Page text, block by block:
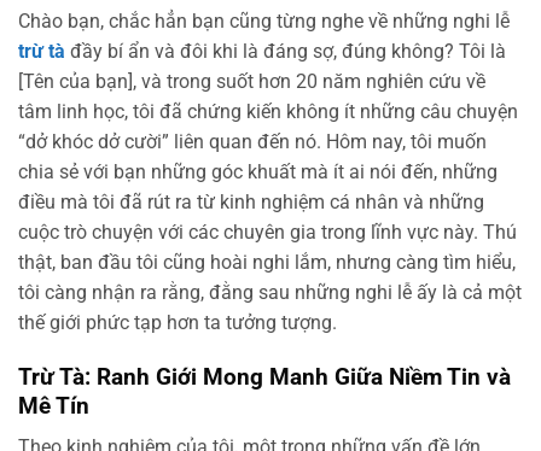
Chào bạn, chắc hẳn bạn cũng từng nghe về những nghi lễ
trừ tà đầy bí ẩn và đôi khi là đáng sợ, đúng không? Tôi là
[Tên của bạn], và trong suốt hơn 20 năm nghiên cứu về
tâm linh học, tôi đã chứng kiến không ít những câu chuyện
“dở khóc dở cười” liên quan đến nó. Hôm nay, tôi muốn
chia sẻ với bạn những góc khuất mà ít ai nói đến, những
điều mà tôi đã rút ra từ kinh nghiệm cá nhân và những
cuộc trò chuyện với các chuyên gia trong lĩnh vực này. Thú
thật, ban đầu tôi cũng hoài nghi lắm, nhưng càng tìm hiểu,
tôi càng nhận ra rằng, đằng sau những nghi lễ ấy là cả một
thế giới phức tạp hơn ta tưởng tượng.
Trừ Tà: Ranh Giới Mong Manh Giữa Niềm Tin và
Mê Tín